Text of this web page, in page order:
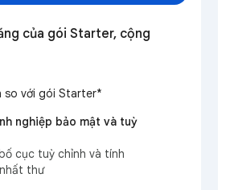
của gói Starter, cộng
so với gói Starter*
nghiệp bảo mật và tuỳ
cục tuỳ chỉnh và tính
thư